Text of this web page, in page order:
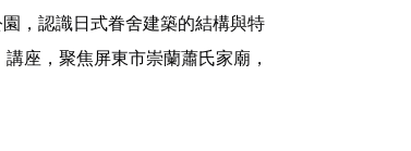
，認識日式眷舍建築的結構與特
座，聚焦屏東市崇蘭蕭氏家廟，